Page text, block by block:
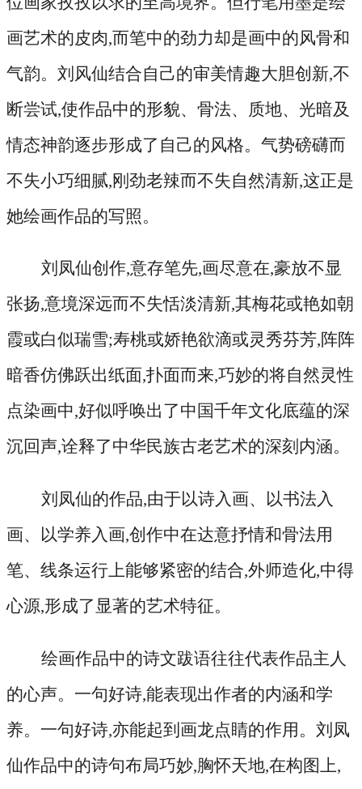
画艺术的皮肉,而笔中的劲力却是画中的风骨和
气韵。刘风仙结合自己的审美情趣大胆创新,不
断尝试,使作品中的形貌、骨法、质地、光暗及
情态神韵逐步形成了自己的风格。气势磅礴而
不失小巧细腻,刚劲老辣而不失自然清新,这正是
她绘画作品的写照。
刘凤仙创作,意存笔先,画尽意在,豪放不显
张扬,意境深远而不失恬淡清新,其梅花或艳如朝
霞或白似瑞雪;寿桃或娇艳欲滴或灵秀芬芳,阵阵
暗香仿佛跃出纸面,扑面而来,巧妙的将自然灵性
点染画中,好似呼唤出了中国千年文化底蕴的深
沉回声,诠释了中华民族古老艺术的深刻内涵。
刘凤仙的作品,由于以诗入画、以书法入
画、以学养入画,创作中在达意抒情和骨法用
笔、线条运行上能够紧密的结合,外师造化,中得
心源,形成了显著的艺术特征。
绘画作品中的诗文跋语往往代表作品主人
的心声。一句好诗,能表现出作者的内涵和学
养。一句好诗,亦能起到画龙点睛的作用。刘凤
仙作品中的诗句布局巧妙,胸怀天地,在构图上,